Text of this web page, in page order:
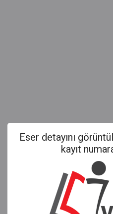
Eser detayını
kayıt